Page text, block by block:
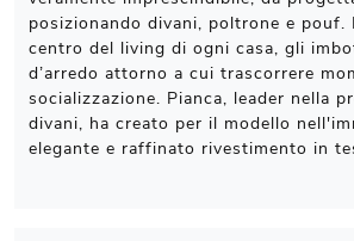
posizionando divani, poltrone e
centro del living di ogni casa, gli
d’arredo attorno a cui trascorrere
socializzazione. Pianca, leader nella
divani, ha creato per il modello
elegante e raffinato rivestimento in